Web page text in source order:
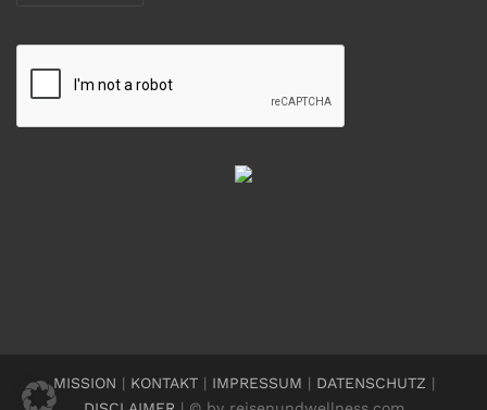
MISSION | KONTAKT| IMPRESSUM | DATENSCHUTZ |